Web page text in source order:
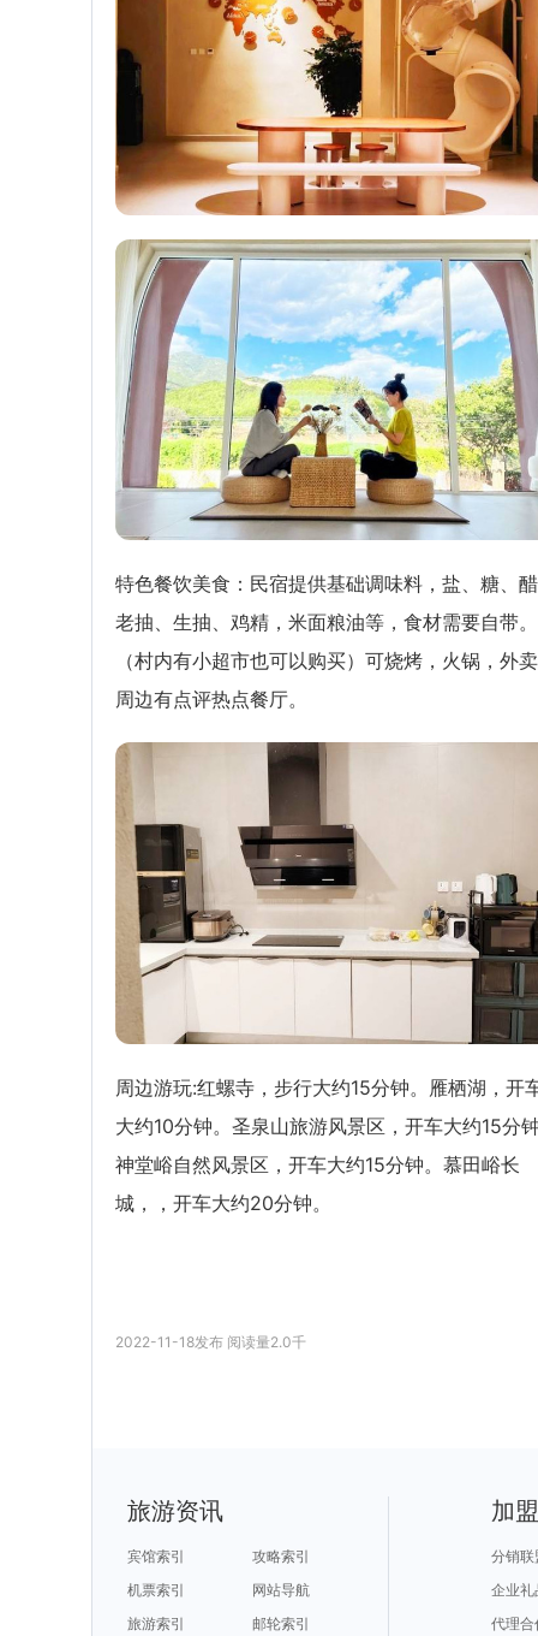
特色餐饮美食：民宿提供基础调味料，盐、糖、
老抽、生抽、鸡精，米面粮油等，食材需要自带。
（村内有小超市也可以购买）可烧烤，火锅，外
周边有点评热点餐厅。
周边游玩:红螺寺，步行大约15分钟。雁栖湖，开
大约10分钟。圣泉山旅游风景区，开车大约15分
神堂峪自然风景区，开车大约15分钟。慕田峪长
城，，开车大约20分钟。
2022-11-18发布 阅读量2.0千
旅游资讯
宾馆索引
攻略索引
机票索引
网站导航
旅游索引
邮轮索引
加
分销联
企业礼
代理合